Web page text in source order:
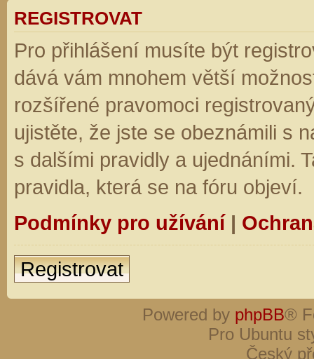
REGISTROVAT
Pro přihlášení musíte být
dává vám mnohem větší
rozšířené pravomoci
ujistěte, že jste se obeznámili s
s dalšími pravidly a ujednáními.
pravidla, která se na fóru objeví.
Podmínky pro užívání|
Registrovat
Powered by phpBB®
Pro Ubuntu
Český